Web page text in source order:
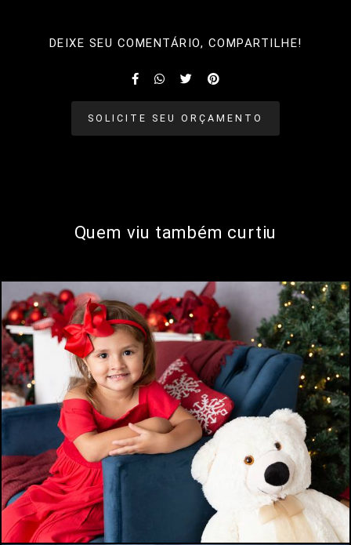
DEIXE SEU COMENTÁRIO, COMPARTILHE!
SOLICITE SEU ORÇAMENTO
Quem viu também curtiu
756 0